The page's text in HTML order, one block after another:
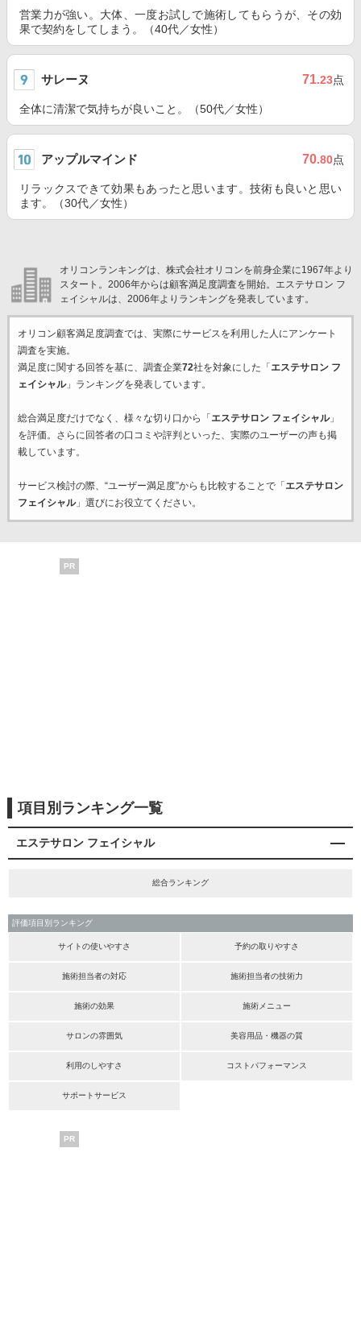
営業力が強い。大体、一度お試しで施術してもらうが、その効
果で契約をしてしまう。（40代／女性）
サレーヌ 71.23点
全体に清潔で気持ちが良いこと。（50代／女性）
アップルマインド 70.80点
リラックスできて効果もあったと思います。技術も良いと思い
ます。（30代／女性）
オリコンランキングは、株式会社オリコンを前身企業に1967年より
スタート。2006年からは顧客満足度調査を開始。エステサロン フ
ェイシャルは、2006年よりランキングを発表しています。
オリコン顧客満足度調査では、実際にサービスを利用した 人にアンケート
調査を実施。
満足度に関する回答を基に、調査企業72社を対象にした「 エステサロン フ
ェイシャル」ランキングを発表しています。
総合満足度だけでなく、様々な切り口から「 エステサロン フェイシャル」
を評価。さらに回答者の口コミや評判といった、実際のユーザーの声も掲
載しています。
サービス検討の際、“ユーザー満足度”からも比較することで「 エステサロン
フェイシャル」選びにお役立てください。
PR
項目別ランキング一覧
エステサロン フェイシャル
総合ランキング
評価項目別ランキング
サイトの使いやすさ 予約の取りやすさ
施術担当者の対応 施術担当者の技術力
施術の効果 施術メニュー
サロンの雰囲気 美容用品・機器の質
利用のしやすさ コストパフォーマンス
サポートサービス
PR